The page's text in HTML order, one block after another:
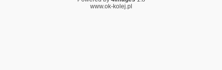
www.ok-kolej.pl